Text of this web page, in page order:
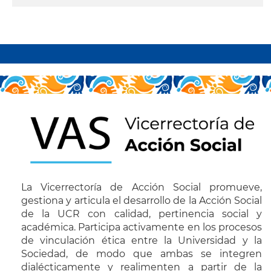
La Vicerrectoría de Acción Social promueve,
gestiona y articula el desarrollo de la Acción Social
de la UCR con calidad, pertinencia social y
académica. Participa activamente en los procesos
de vinculación ética entre la Universidad y la
Sociedad, de modo que ambas se integren
dialécticamente y realimenten a partir de la